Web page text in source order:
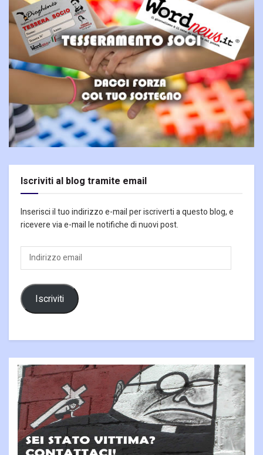
Iscriviti al blog tramite email
Inserisci il tuo indirizzo e-mail per iscriverti a questo blog, e
ricevere via e-mail le notifiche di nuovi post.
Indirizzo
email
Iscriviti